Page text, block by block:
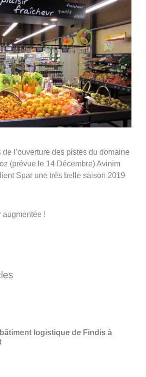
l’ouverture des pistes du domaine
(prévue le 14 Décembre) Avinim
Spar une très belle saison 2019
augmentée !
logistique de Findis à